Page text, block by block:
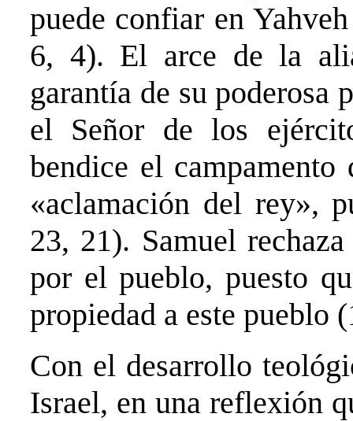
puede confiar en
6, 4). El arce de la
garantía de su poderosa
el Señor de los
bendice el
«aclamación del rey»,
23, 21). Samuel
por el pueblo, puesto
propiedad a este pueblo
Con el desarrollo
Israel, en una reflexión